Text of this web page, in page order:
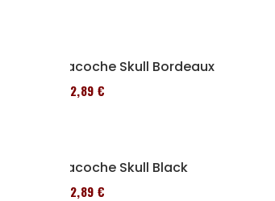
Sacoche Skull Bordeaux
152,89 €
Sacoche Skull Black
152,89 €